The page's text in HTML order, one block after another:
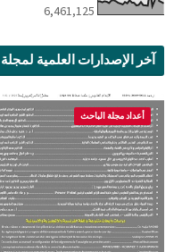
6,461,125
آخر الإصدارات العلمية
أعداد مجلة الباحث